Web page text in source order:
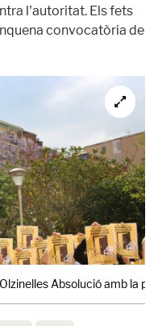
l'autoritat. Els fets
convocatòria de
Absolució amb la